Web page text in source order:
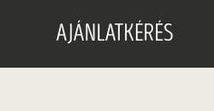
AJÁNLATKÉRÉS